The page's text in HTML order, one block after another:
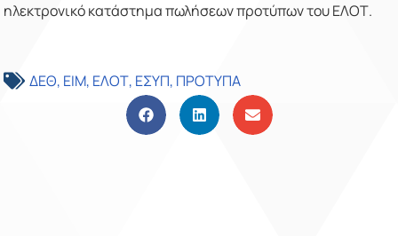
ηλεκτρονικό κατάστημα πωλήσεων προτύπων του ΕΛΟΤ.
ΔΕΘ, ΕΙΜ, ΕΛΟΤ, ΕΣΥΠ, ΠΡΟΤΥΠΑ